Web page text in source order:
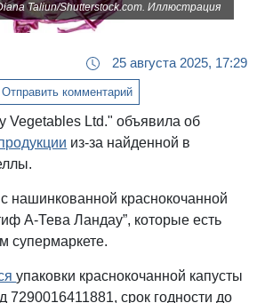
Taliun/Shutterstock.com. Иллюстрация
25 августа 2025, 17:29
комментарий
Vegetables Ltd." объявила об
из-за найденной в
с нашинкованной краснокочанной
А-Тева Ландау”, которые есть
супермаркете.
упаковки краснокочанной капусты
7290016411881, срок годности до